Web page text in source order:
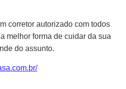
corretor autorizado com todos
melhor forma de cuidar da sua
do assunto.